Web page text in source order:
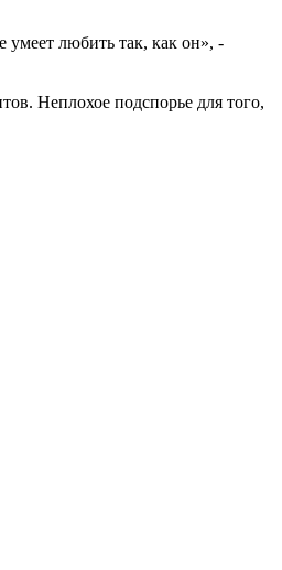
любить так, как он», -
Неплохое подспорье для того,